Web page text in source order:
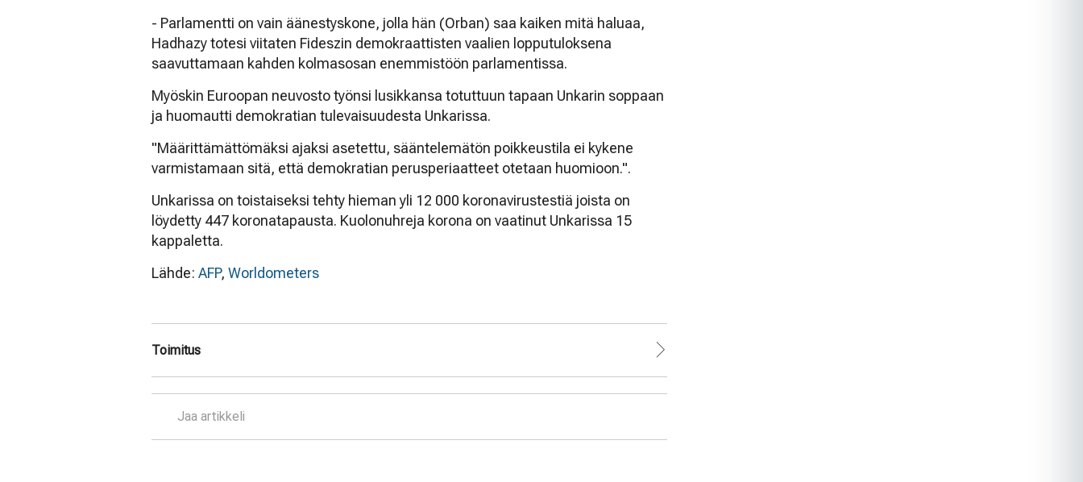
- Parlamentti on vain äänestyskone, jolla hän (Orban) saa kaiken mitä haluaa,
Hadhazy totesi viitaten Fideszin demokraattisten vaalien lopputuloksena
saavuttamaan kahden kolmasosan enemmistöön parlamentissa.
Myöskin Euroopan neuvosto työnsi lusikkansa totuttuun tapaan Unkarin soppaan
ja huomautti demokratian tulevaisuudesta Unkarissa.
"Määrittämättömäksi ajaksi asetettu, sääntelemätön poikkeustila ei kykene
varmistamaan sitä, että demokratian perusperiaatteet otetaan huomioon.".
Unkarissa on toistaiseksi tehty hieman yli 12 000 koronavirustestiä joista on
löydetty 447 koronatapausta. Kuolonuhreja korona on vaatinut Unkarissa 15
kappaletta.
Lähde:AFP,Worldometers
Toimitus
Jaa artikkeli